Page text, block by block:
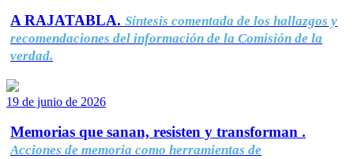
A RAJATABLA. Síntesis comentada de los hallazgos y
recomendaciones del información de la Comisión de la
verdad.
19 de junio de 2026
Memorias que sanan, resisten y transforman .
Acciones de memoria como herramientas de